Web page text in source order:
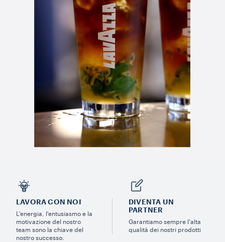
LAVORA CON NOI
L'energia, l'entusiasmo e la
motivazione del nostro
team sono la chiave del
nostro successo.
DIVENTA UN
PARTNER
Garantiamo sempre l'alta
qualità dei nostri prodotti